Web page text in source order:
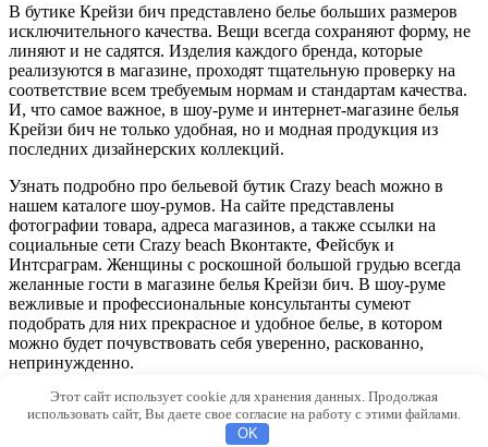
В бутике Крейзи бич представлено белье больших размеров
исключительного качества. Вещи всегда сохраняют форму, не
линяют и не садятся. Изделия каждого бренда, которые
реализуются в магазине, проходят тщательную проверку на
соответствие всем требуемым нормам и стандартам качества.
И, что самое важное, в шоу-руме и интернет-магазине белья
Крейзи бич не только удобная, но и модная продукция из
последних дизайнерских коллекций.
Узнать подробно про бельевой бутик Crazy beach можно в
нашем каталоге шоу-румов. На сайте представлены
фотографии товара, адреса магазинов, а также ссылки на
социальные сети Crazy beach Вконтакте, Фейсбук и
Интсраграм. Женщины с роскошной большой грудью всегда
желанные гости в магазине белья Крейзи бич. В шоу-руме
вежливые и профессиональные консультанты сумеют
подобрать для них прекрасное и удобное белье, в котором
можно будет почувствовать себя уверенно, раскованно,
непринужденно.
© 2026 101da.ru
Этот сайт использует cookie для хранения данных. Продолжая
использовать сайт, Вы даете свое согласие на работу с этими файлами.
OK